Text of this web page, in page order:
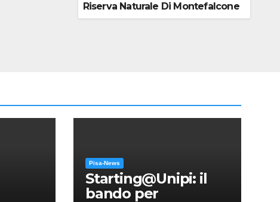
Riserva Naturale Di Montefalcone
Pisa-News
Starting@Unipi: il
bando per